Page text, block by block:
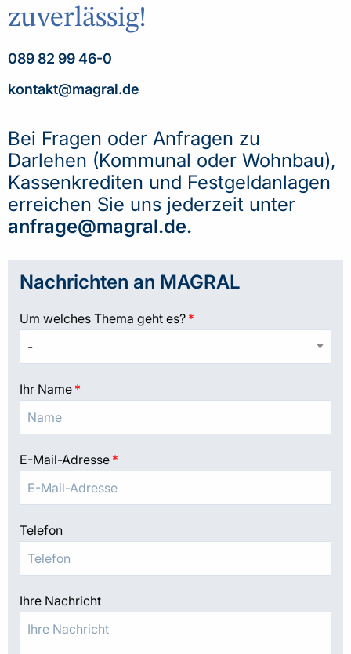
zuverlässig!
089 82 99 46-0
kontakt@magral.de
Bei Fragen oder Anfragen zu
Darlehen (Kommunal oder Wohnbau),
Kassenkrediten und Festgeldanlagen
erreichen Sie uns jederzeit unter
anfrage@magral.de.
Nachrichten an MAGRAL
Um welches Thema geht es? *
Ihr Name *
E-Mail-Adresse *
Telefon
Ihre Nachricht